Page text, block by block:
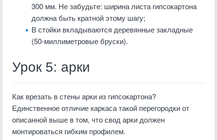
300 мм. Не забудьте: ширина листа гипсокартона
должна быть кратной этому шагу;
В стойки вкладываются деревянные закладные
(50-миллиметровые бруски).
Урок 5: арки
Как врезать в стены арки из гипсокартона?
Единственное отличие каркаса такой перегородки от
описанной выше в том, что свод арки должен
монтироваться гибким профилем.